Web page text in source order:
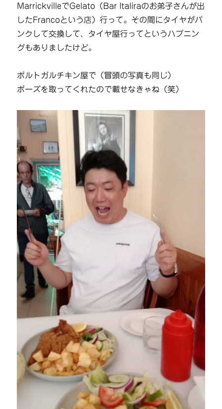
MarrickvilleでGelato（Bar Italiraのお弟子さんが出
したFrancoという店）行って。その間にタイヤがパ
ンクして交換して、タイヤ屋行ってというハプニン
グもありましたけど。
ポルトガルチキン屋で（冒頭の写真も同じ）
ポーズを取ってくれたので載せなきゃね（笑）